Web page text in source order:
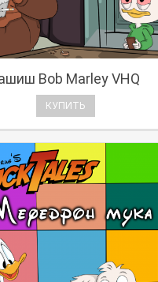
Bob Marley VHQ
КУПИТЬ